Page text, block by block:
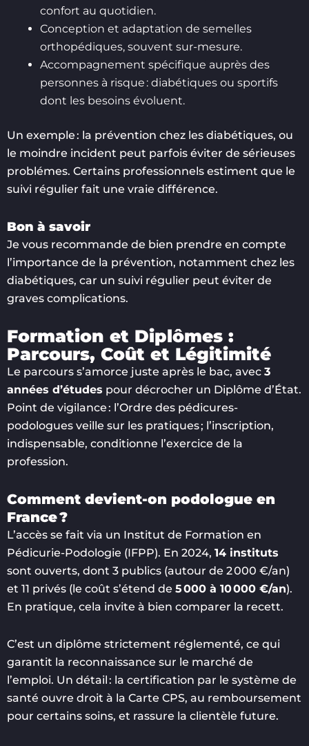
confort au quotidien.
Conception et adaptation de semelles
orthopédiques, souvent sur-mesure.
Accompagnement spécifique auprès des
personnes à risque : diabétiques ou sportifs
dont les besoins évoluent.
Un exemple : la prévention chez les diabétiques, ou
le moindre incident peut parfois éviter de sérieuses
problémes. Certains professionnels estiment que le
suivi régulier fait une vraie différence.
Bon à savoir
Je vous recommande de bien prendre en compte
l’importance de la prévention, notamment chez les
diabétiques, car un suivi régulier peut éviter de
graves complications.
Formation et Diplômes :
Parcours, Coût et Légitimité
Le parcours s’amorce juste après le bac, avec 3
années d’études pour décrocher un Diplôme d’État.
Point de vigilance : l’Ordre des pédicures-
podologues veille sur les pratiques ; l’inscription,
indispensable, conditionne l’exercice de la
profession.
Comment devient-on podologue en
France ?
L’accès se fait via un Institut de Formation en
Pédicurie-Podologie (IFPP). En 2024, 14 instituts
sont ouverts, dont 3 publics (autour de 2 000 €/an)
et 11 privés (le coût s’étend de 5 000 à 10 000 €/an).
En pratique, cela invite à bien comparer la recett.
C’est un diplôme strictement réglementé, ce qui
garantit la reconnaissance sur le marché de
l’emploi. Un détail : la certification par le système de
santé ouvre droit à la Carte CPS, au remboursement
pour certains soins, et rassure la clientèle future.